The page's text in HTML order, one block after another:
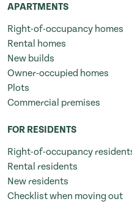
APARTMENTS
Right-of-occupancy homes
Rental homes
New builds
Owner-occupied homes
Plots
Commercial premises
FOR RESIDENTS
Right-of-occupancy
Rental residents
New residents
Checklist when moving out